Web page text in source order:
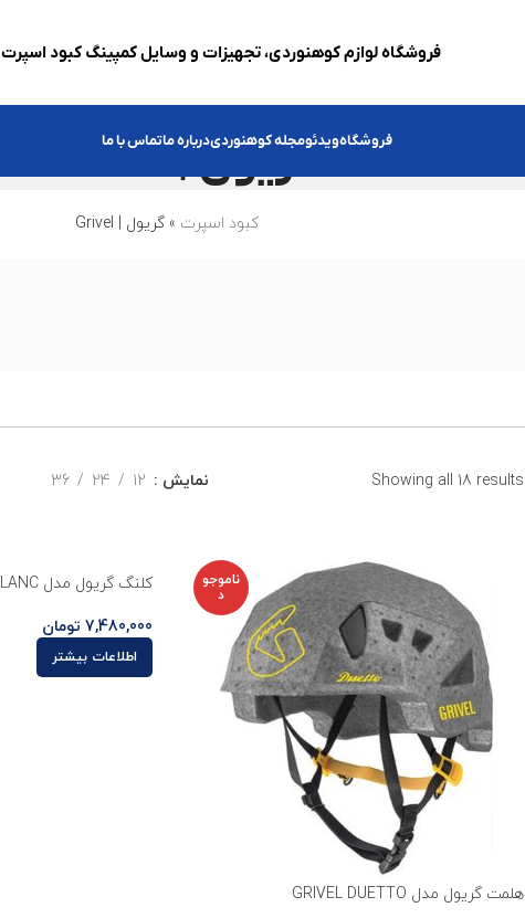
فروشگاه لوازم کوهنوردی، تجهیزات و وسایل کمپینگ کبود اسپرت
فروشگاهویدئومجله کوهنوردیدرباره ماتماس با ما گریول | Grivel
کبود اسپرت » گریول | Grivel
Showing all 18 results نمایش 12
24
36
ناموجو
د
هلمت گریول مدل GRIVEL DUETTO
کلنگ گریول مدل GRIVEL SA MONT BLANC
7,480,000 تومان
اطلاعات بیشتر